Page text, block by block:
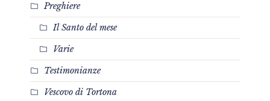
Preghiere
Il Santo del mese
Varie
Testimonianze
Vescovo di Tortona